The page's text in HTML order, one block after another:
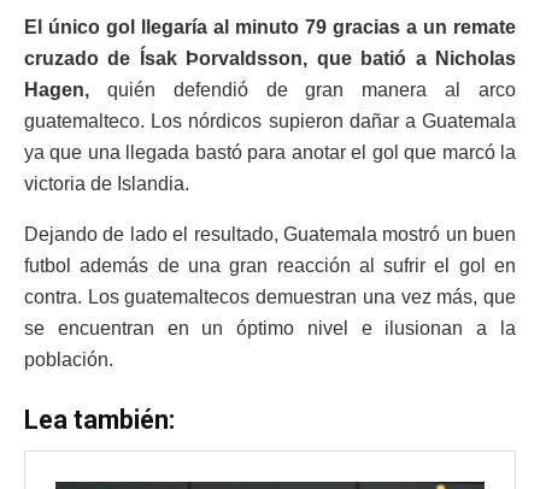
El único gol llegaría al minuto 79 gracias a un remate
cruzado de Ísak Þorvaldsson, que batió a Nicholas
Hagen, quién defendió de gran manera al arco
guatemalteco. Los nórdicos supieron dañar a Guatemala
ya que una llegada bastó para anotar el gol que marcó la
victoria de Islandia.
Dejando de lado el resultado, Guatemala mostró un buen
futbol además de una gran reacción al sufrir el gol en
contra. Los guatemaltecos demuestran una vez más, que
se encuentran en un óptimo nivel e ilusionan a la
población.
Lea también: